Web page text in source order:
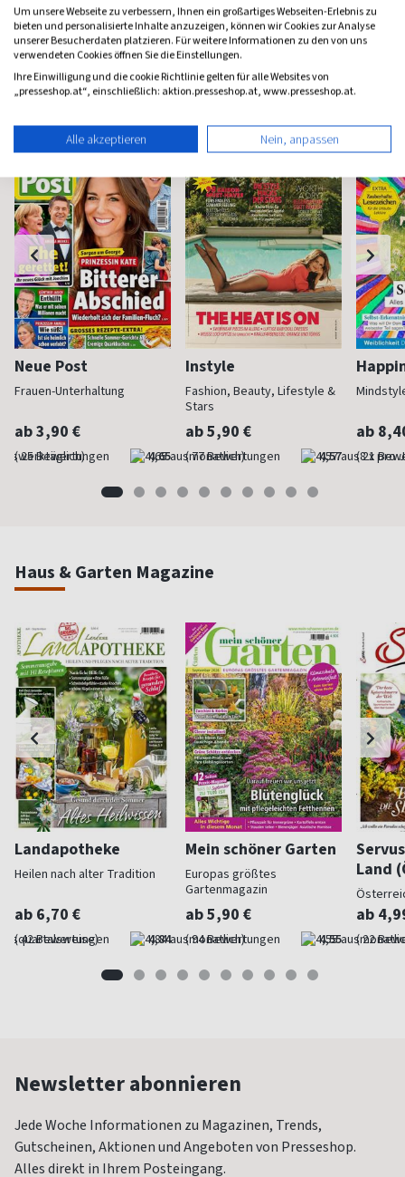
Frauenzeitschriften
Neue Post
Frauen-Unterhaltung
ab 3,90 €
(werktäglich) 4,65
Instyle
Fashion, Beauty, Lifestyle &
Stars
ab 5,90 €
(monatlich) 4,57
ab
(8 x pro
Haus & Garten Magazine
Landapotheke
Heilen nach alter Tradition
ab 6,70 €
(quartalsweise) 4,84
Mein schöner Garten
Europas größtes
Gartenmagazin
ab 5,90 €
(monatlich) 4,55
Land
ab
Newsletter abonnieren
Jede Woche Informationen zu Magazinen, Trends,
Gutscheinen, Aktionen und Angeboten von Presseshop.
Alles direkt in Ihrem Posteingang.
Um unsere Webseite zu verbessern, Ihnen ein großartiges Webseiten-Erlebnis zu
bieten und personalisierte Inhalte anzuzeigen, können wir Cookies zur Analyse
unserer Besucherdaten platzieren. Für weitere Informationen zu den von uns
verwendeten Cookies öffnen Sie die Einstellungen.
Ihre Einwilligung und die cookie Richtlinie gelten für alle Websites von
„presseshop.at“, einschließlich: aktion.presseshop.at, www.presseshop.at.
Alle akzeptieren Nein, anpassen